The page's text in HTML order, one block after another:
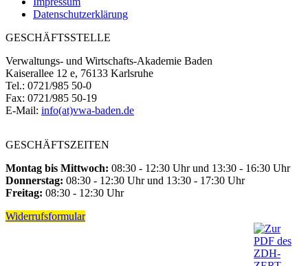
Datenschutzerklärung
GESCHÄFTSSTELLE
Verwaltungs- und Wirtschafts-Akademie Baden
Kaiserallee 12 e, 76133 Karlsruhe
Tel.: 0721/985 50-0
Fax: 0721/985 50-19
E-Mail: info(at)vwa-baden.de
GESCHÄFTSZEITEN
Montag bis Mittwoch: 08:30 - 12:30 Uhr und 13:30 - 16:30 Uhr
Donnerstag: 08:30 - 12:30 Uhr und 13:30 - 17:30 Uhr
Freitag: 08:30 - 12:30 Uhr
Widerrufsformular